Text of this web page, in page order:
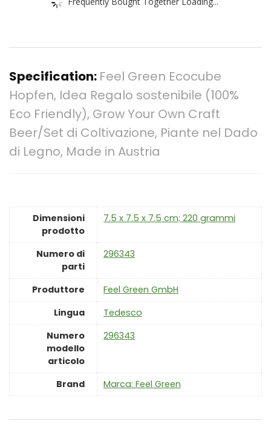
Specification: Feel Green Ecocube
Hopfen, Idea Regalo sostenibile (100%
Eco Friendly), Grow Your Own Craft
Beer/Set di Coltivazione, Piante nel Dado
di Legno, Made in Austria
Dimensioni
prodotto
‎7.5 x 7.5 x 7.5 cm; 220 grammi
Numero di
parti
‎296343
Produttore
‎Feel Green GmbH
Lingua
‎Tedesco
Numero
modello
articolo
‎296343
Brand Marca: Feel Green